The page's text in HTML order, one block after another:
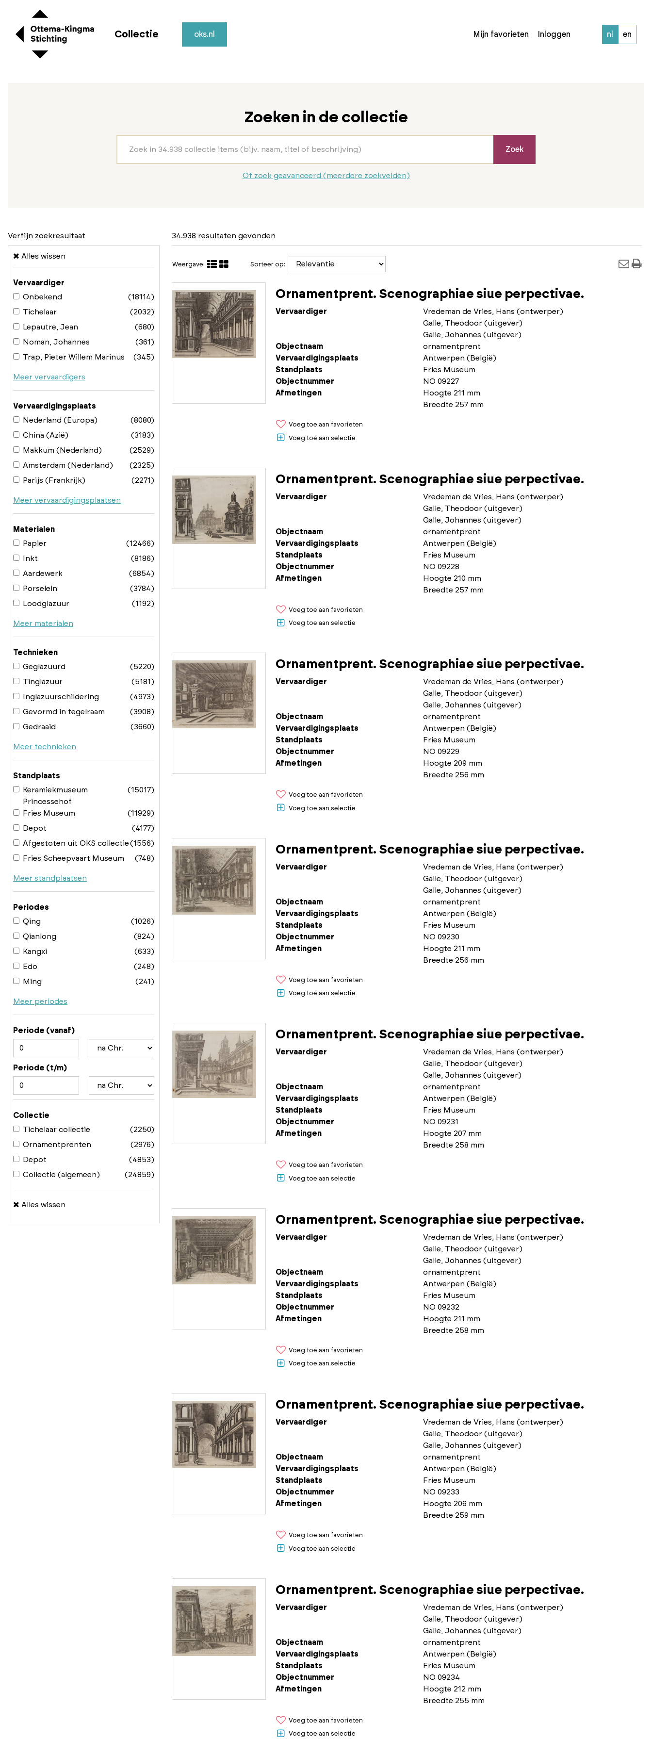
Collectie oks.nl nl en
Mijn favorieten Inloggen
Zoeken in de collectie
Zoek
Of zoek geavanceerd (meerdere zoekvelden)
Verfijn zoekresultaat
Alles wissen
Vervaardiger
Onbekend
(18114)
Tichelaar
(2032)
Lepautre, Jean
(680)
Noman, Johannes
(361)
Trap, Pieter Willem Marinus
(345)
Meer vervaardigers
Vervaardigingsplaats
Nederland (Europa)
(8080)
China (Azië)
(3183)
Makkum (Nederland)
(2529)
Amsterdam (Nederland)
(2325)
Parijs (Frankrijk)
(2271)
Meer vervaardigingsplaatsen
Materialen
Papier
(12466)
Inkt
(8186)
Aardewerk
(6854)
Porselein
(3784)
Loodglazuur
(1192)
Meer materialen
Technieken
Geglazuurd
(5220)
Tinglazuur
(5181)
Inglazuurschildering
(4973)
Gevormd in tegelraam
(3908)
Gedraaid
(3660)
Meer technieken
Standplaats
Keramiekmuseum
Princessehof
(15017)
Fries Museum
(11929)
Depot
(4177)
Afgestoten uit OKS collectie(1556)
Fries Scheepvaart Museum
(748)
Meer standplaatsen
Periodes
Qing
(1026)
Qianlong
(824)
Kangxi
(633)
Edo
(248)
Ming
(241)
Meer periodes
Periode (vanaf)
Periode (t/m)
Collectie
Tichelaar collectie
(2250)
Ornamentprenten
(2976)
Depot
(4853)
Collectie (algemeen)
(24859)
Alles wissen
34.938 resultaten gevonden
Weergave: Sorteer op:
Ornamentprent. Scenographiae siue perpectivae.
Vervaardiger
Vredeman de Vries, Hans (ontwerper)
Galle, Theodoor (uitgever)
Galle, Johannes (uitgever)
Objectnaam
ornamentprent
Vervaardigingsplaats
Antwerpen (België)
Standplaats
Fries Museum
Objectnummer
NO 09227
Afmetingen
Hoogte 211 mm
Breedte 257 mm
Voeg toe aan favorieten
Voeg toe aan selectie
Ornamentprent. Scenographiae siue perpectivae.
Vervaardiger
Vredeman de Vries, Hans (ontwerper)
Galle, Theodoor (uitgever)
Galle, Johannes (uitgever)
Objectnaam
ornamentprent
Vervaardigingsplaats
Antwerpen (België)
Standplaats
Fries Museum
Objectnummer
NO 09228
Afmetingen
Hoogte 210 mm
Breedte 257 mm
Voeg toe aan favorieten
Voeg toe aan selectie
Ornamentprent. Scenographiae siue perpectivae.
Vervaardiger
Vredeman de Vries, Hans (ontwerper)
Galle, Theodoor (uitgever)
Galle, Johannes (uitgever)
Objectnaam
ornamentprent
Vervaardigingsplaats
Antwerpen (België)
Standplaats
Fries Museum
Objectnummer
NO 09229
Afmetingen
Hoogte 209 mm
Breedte 256 mm
Voeg toe aan favorieten
Voeg toe aan selectie
Ornamentprent. Scenographiae siue perpectivae.
Vervaardiger
Vredeman de Vries, Hans (ontwerper)
Galle, Theodoor (uitgever)
Galle, Johannes (uitgever)
Objectnaam
ornamentprent
Vervaardigingsplaats
Antwerpen (België)
Standplaats
Fries Museum
Objectnummer
NO 09230
Afmetingen
Hoogte 211 mm
Breedte 256 mm
Voeg toe aan favorieten
Voeg toe aan selectie
Ornamentprent. Scenographiae siue perpectivae.
Vervaardiger
Vredeman de Vries, Hans (ontwerper)
Galle, Theodoor (uitgever)
Galle, Johannes (uitgever)
Objectnaam
ornamentprent
Vervaardigingsplaats
Antwerpen (België)
Standplaats
Fries Museum
Objectnummer
NO 09231
Afmetingen
Hoogte 207 mm
Breedte 258 mm
Voeg toe aan favorieten
Voeg toe aan selectie
Ornamentprent. Scenographiae siue perpectivae.
Vervaardiger
Vredeman de Vries, Hans (ontwerper)
Galle, Theodoor (uitgever)
Galle, Johannes (uitgever)
Objectnaam
ornamentprent
Vervaardigingsplaats
Antwerpen (België)
Standplaats
Fries Museum
Objectnummer
NO 09232
Afmetingen
Hoogte 211 mm
Breedte 258 mm
Voeg toe aan favorieten
Voeg toe aan selectie
Ornamentprent. Scenographiae siue perpectivae.
Vervaardiger
Vredeman de Vries, Hans (ontwerper)
Galle, Theodoor (uitgever)
Galle, Johannes (uitgever)
Objectnaam
ornamentprent
Vervaardigingsplaats
Antwerpen (België)
Standplaats
Fries Museum
Objectnummer
NO 09233
Afmetingen
Hoogte 206 mm
Breedte 259 mm
Voeg toe aan favorieten
Voeg toe aan selectie
Ornamentprent. Scenographiae siue perpectivae.
Vervaardiger
Vredeman de Vries, Hans (ontwerper)
Galle, Theodoor (uitgever)
Galle, Johannes (uitgever)
Objectnaam
ornamentprent
Vervaardigingsplaats
Antwerpen (België)
Standplaats
Fries Museum
Objectnummer
NO 09234
Afmetingen
Hoogte 212 mm
Breedte 255 mm
Voeg toe aan favorieten
Voeg toe aan selectie